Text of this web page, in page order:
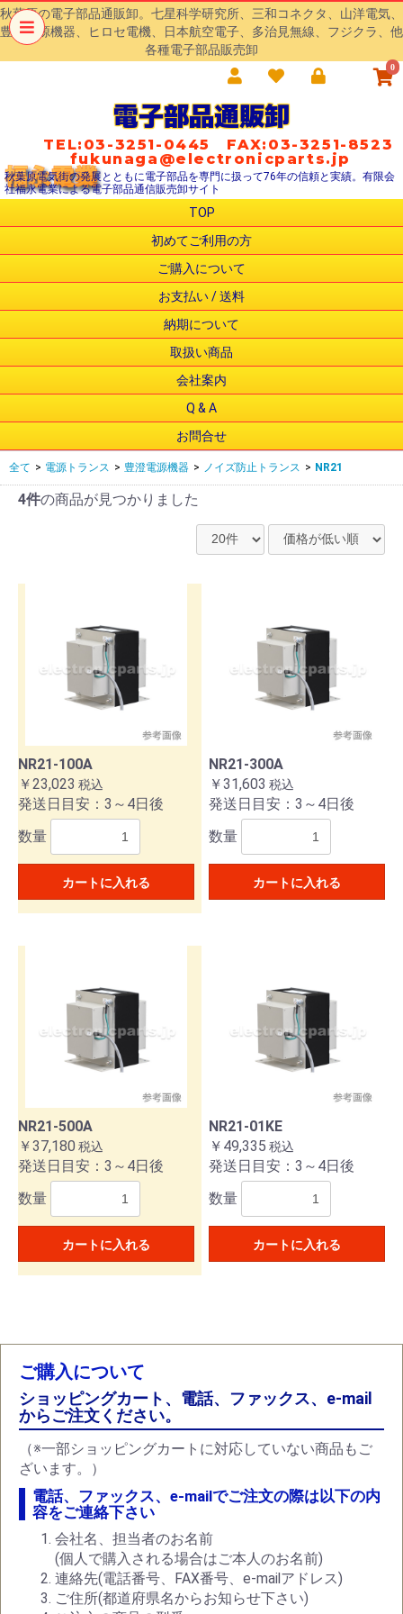
秋葉原の電子部品通販卸。七星科学研究所、三和コネクタ、山洋電気、
豊澄電源機器、ヒロセ電機、日本航空電子、多治見無線、フジクラ、他
各種電子部品販売卸
0
電子部品通販卸
TEL:03-3251-0445 FAX:03-3251-8523
fukunaga@electronicparts.jp
秋葉原電気街の発展とともに電子部品を専門に扱って76年の信頼と実績。有限会
社福永電業による電子部品通信販売卸サイト
TOP
初めてご利用の方
ご購入について
お支払い / 送料
納期について
取扱い商品
会社案内
Q & A
お問合せ
全て > 電源トランス > 豊澄電源機器 > ノイズ防止トランス > NR21
4件の商品が見つかりました
NR21-100A
￥23,023 税込
発送日目安：3～4日後
数量
カートに入れる
NR21-300A
￥31,603 税込
発送日目安：3～4日後
数量
カートに入れる
NR21-500A
￥37,180 税込
発送日目安：3～4日後
数量
カートに入れる
NR21-01KE
￥49,335 税込
発送日目安：3～4日後
数量
カートに入れる
ご購入について
ショッピングカート、電話、ファックス、e-mail
からご注文ください。
（※一部ショッピングカートに対応していない商品もご
ざいます。）
電話、ファックス、e-mailでご注文の際は以下の内
容をご連絡下さい
会社名、担当者のお名前
(個人で購入される場合はご本人のお名前)
連絡先(電話番号、FAX番号、e-mailアドレス)
ご住所(都道府県名からお知らせ下さい)